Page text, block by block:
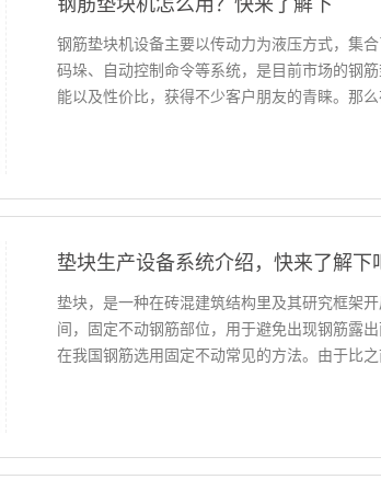
钢筋垫块机怎么用？快来了解下
钢筋垫块机设备主要以传动力为液压方式，集
码垛、自动控制命令等系统，是目前市场的钢
能以及性价比，获得不少客户朋友的青睐。那
垫块生产设备系统介绍，快来了解下
垫块，是一种在砖混建筑结构里及其研究框架
间，固定不动钢筋部位，用于避免出现钢筋露
在我国钢筋选用固定不动常见的方法。由于比